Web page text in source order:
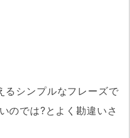
るシンプルなフレーズで
では?とよく勘違いさ